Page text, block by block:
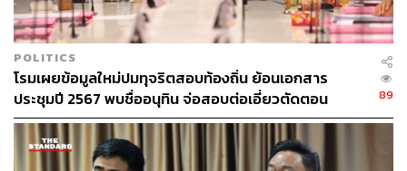
บรรณาธิการภาพ ประจำสำนักข่าว THE
STANDARD
POLITICS
โรมเผยข้อมูลใหม่ปมทุจริตสอบท้องถิ่น ย้อนเอกสาร
ประชุมปี 2567 พบชื่ออนุทิน จ่อสอบต่อเอี่ยวตัดตอน
ม.บูรพา หรือไม่
89